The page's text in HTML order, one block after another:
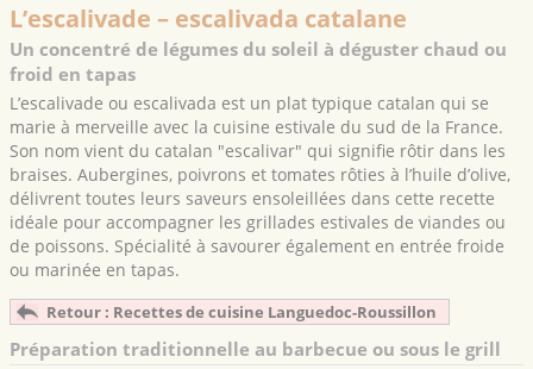
L’escalivade – escalivada catalane
Un concentré de légumes du soleil à déguster chaud ou
froid en tapas
L’escalivade ou escalivada est un plat typique catalan qui se
marie à merveille avec la cuisine estivale du sud de la France.
Son nom vient du catalan "escalivar" qui signifie rôtir dans les
braises. Aubergines, poivrons et tomates rôties à l’huile d’olive,
délivrent toutes leurs saveurs ensoleillées dans cette recette
idéale pour accompagner les grillades estivales de viandes ou
de poissons. Spécialité à savourer également en entrée froide
ou marinée en tapas.
Retour : Recettes de cuisine Languedoc-Roussillon
Préparation traditionnelle au barbecue ou sous le grill